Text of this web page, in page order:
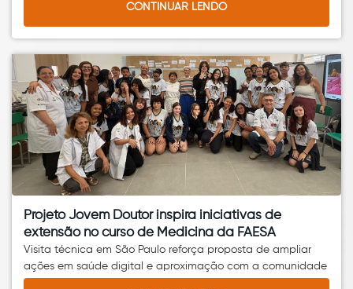
CONTINUAR LENDO
Projeto Jovem Doutor inspira iniciativas de
extensão no curso de Medicina da FAESA
Visita técnica em São Paulo reforça proposta de ampliar
ações em saúde digital e aproximação com a comunidade